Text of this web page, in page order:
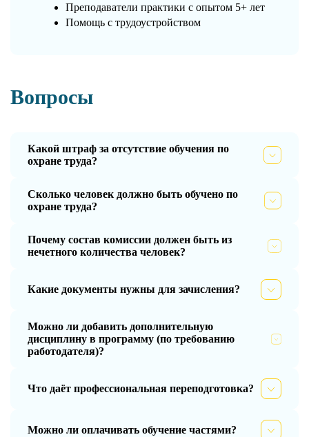
Преподаватели практики с опытом 5+ лет
Помощь с трудоустройством
Вопросы
Какой штраф за отсутствие обучения по
охране труда?
Сколько человек должно быть обучено по
охране труда?
Почему состав комиссии должен быть из
нечетного количества человек?
Какие документы нужны для зачисления?
Можно ли добавить дополнительную
дисциплину в программу (по требованию
работодателя)?
Что даёт профессиональная переподготовка?
Можно ли оплачивать обучение частями?